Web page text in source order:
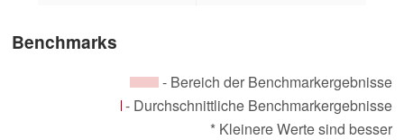
Benchmarks
- Bereich der Benchmarkergebnisse
- Durchschnittliche Benchmarkergebnisse
* Kleinere Werte sind besser